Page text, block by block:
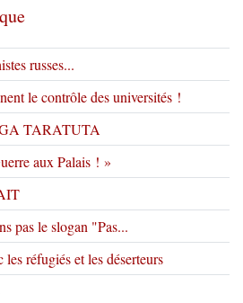
russes...
le contrôle des universités !
TARATUTA
aux Palais ! »
pas le slogan "Pas...
réfugiés et les déserteurs